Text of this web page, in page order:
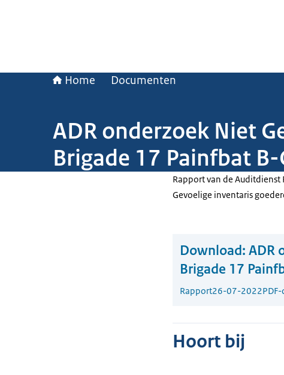
Home Documenten
ADR onderzoek Niet
Brigade 17 Painfbat B-
Rapport van de Auditdienst
Gevoelige inventaris
Download: ADR
Brigade 17
Rapport26-07-2022
Hoort bij